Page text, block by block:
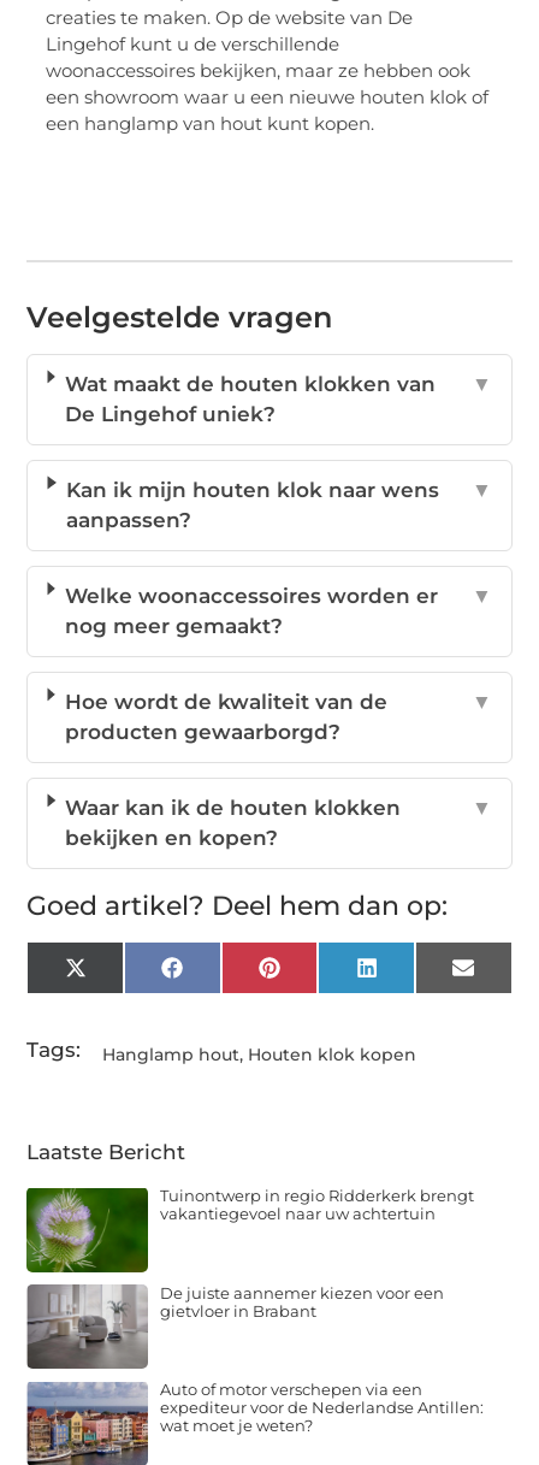
creaties te maken. Op de website van De
Lingehof kunt u de verschillende
woonaccessoires bekijken, maar ze hebben ook
een showroom waar u een nieuwe houten klok of
een hanglamp van hout kunt kopen.
Veelgestelde vragen
Wat maakt de houten klokken van
De Lingehof uniek?
▼
Kan ik mijn houten klok naar wens
aanpassen?
▼
Welke woonaccessoires worden er
nog meer gemaakt?
▼
Hoe wordt de kwaliteit van de
producten gewaarborgd?
▼
Waar kan ik de houten klokken
bekijken en kopen?
▼
Goed artikel? Deel hem dan op:
X
(Twitter)
FacebookPinterestLinkedInEmail
Tags: Hanglamp hout, Houten klok kopen
Laatste Bericht
Tuinontwerp in regio Ridderkerk brengt
vakantiegevoel naar uw achtertuin
De juiste aannemer kiezen voor een
gietvloer in Brabant
Auto of motor verschepen via een
expediteur voor de Nederlandse Antillen:
wat moet je weten?